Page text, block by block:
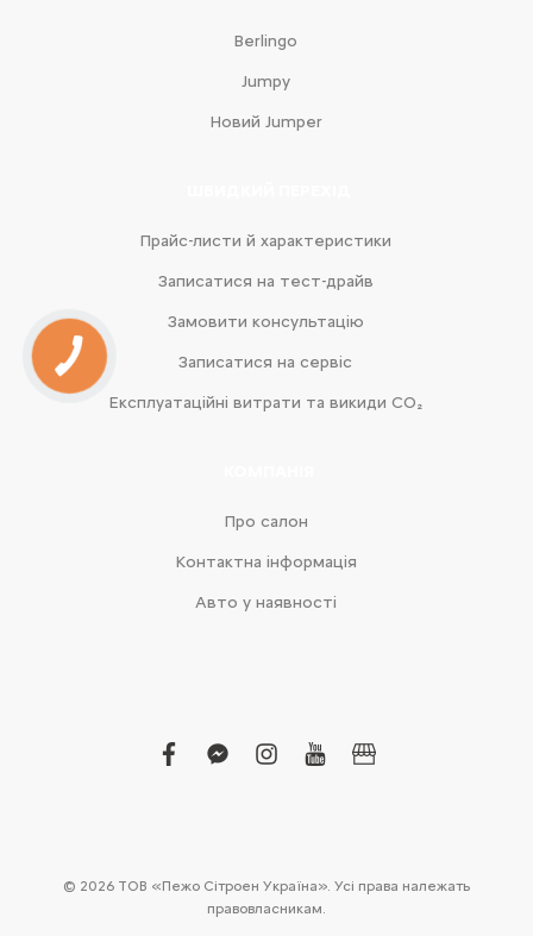
Berlingo
Jumpy
Новий Jumper
Прайс-листи й характеристики
Записатися на тест-драйв
Замовити консультацію
Записатися на сервіс
Експлуатаційні витрати та викиди CO₂
Про салон
Контактна інформація
Авто у наявності
facebook
facebook-
instagram
youtubebusiness
© 2026 ТОВ «Пежо Сітроен Україна». Усі права належать
правовласникам.